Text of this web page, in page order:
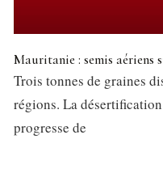
Mauritanie : semis aériens
Trois tonnes de graines
régions. La
progresse de